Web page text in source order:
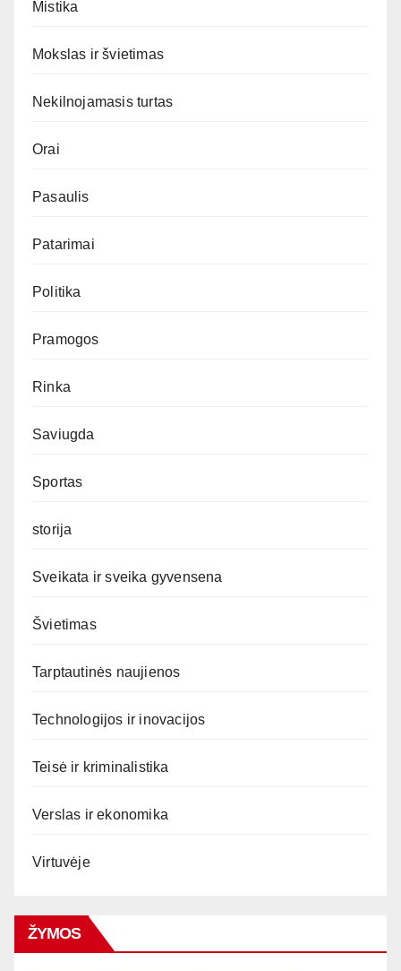
Mistika
Mokslas ir švietimas
Nekilnojamasis turtas
Orai
Pasaulis
Patarimai
Politika
Pramogos
Rinka
Saviugda
Sportas
storija
Sveikata ir sveika gyvensena
Švietimas
Tarptautinės naujienos
Technologijos ir inovacijos
Teisė ir kriminalistika
Verslas ir ekonomika
Virtuvėje
ŽYMOS